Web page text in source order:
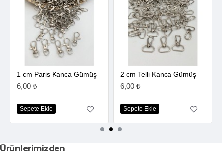
1 cm Paris Kanca Gümüş
6,00 ₺
Sepete Ekle
2 cm Telli Kanca Gümüş
6,00 ₺
Sepete Ekle
Ürünlerimizden